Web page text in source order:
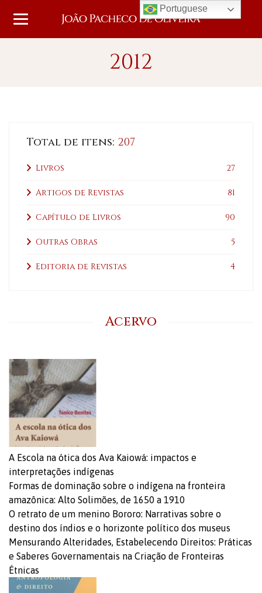
2012
Total de itens: 207
Livros 27
Artigos de Revistas 81
Capítulo de Livros 90
Outras Obras 5
Editoria de Revistas 4
Acervo
A Escola na ótica dos Ava Kaiowá: impactos e
interpretações indígenas
Formas de dominação sobre o indígena na fronteira
amazônica: Alto Solimões, de 1650 a 1910
O retrato de um menino Bororo: Narrativas sobre o
destino dos índios e o horizonte político dos museus
Mensurando Alteridades, Estabelecendo Direitos: Práticas
e Saberes Governamentais na Criação de Fronteiras
Étnicas
Portuguese